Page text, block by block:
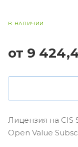
В НАЛИЧИИ
от 9
Лицензия на CIS
Open Value